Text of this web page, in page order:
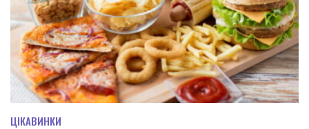
ЦІКАВИНКИ